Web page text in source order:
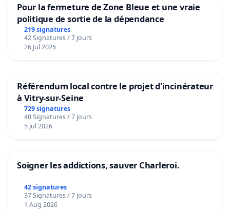
Pour la fermeture de Zone Bleue et une vraie
politique de sortie de la dépendance
219 signatures
42 Signatures / 7 jours
26 Jul 2026
Référendum local contre le projet d'incinérateur
à Vitry-sur-Seine
729 signatures
40 Signatures / 7 jours
5 Jul 2026
Soigner les addictions, sauver Charleroi.
42 signatures
37 Signatures / 7 jours
1 Aug 2026